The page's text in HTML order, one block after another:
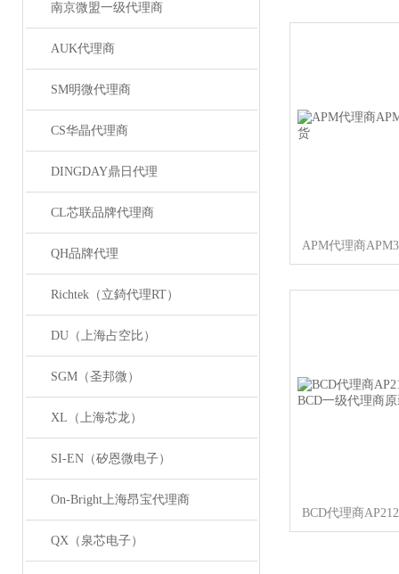
南京微盟一级代理商
AUK代理商
SM明微代理商
CS华晶代理商
DINGDAY鼎日代理
CL芯联品牌代理商
QH品牌代理
Richtek（立錡代理RT）
DU（上海占空比）
SGM（圣邦微）
XL（上海芯龙）
SI-EN（矽恩微电子）
On-Bright上海昂宝代理商
QX（泉芯电子）